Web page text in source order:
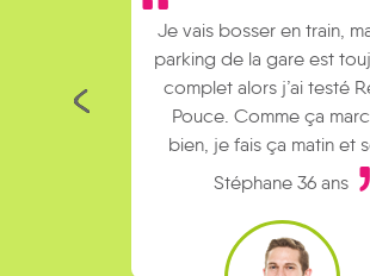
Je vais bosser en train,
parking de la gare est
complet alors j’ai testé
Pouce. Comme ça
bien, je fais ça matin et
Stéphane 36 ans